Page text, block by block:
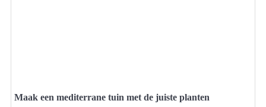
Maak een mediterrane tuin met de juiste planten